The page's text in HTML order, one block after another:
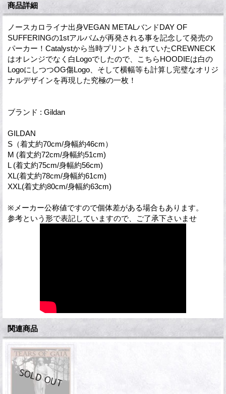
商品詳細
ノースカロライナ出身VEGAN METALバンドDAY OF
SUFFERINGの1stアルバムが再発される事を記念して発売の
パーカー！Catalystから当時プリントされていたCREWNECK
はオレンジでなく白Logoでしたので、こちらHOODIEは白の
LogoにしつつOG傷Logo、そして横幅等も計算し完璧なオリジ
ナルデザインを再現した究極の一枚！
ブランド : Gildan
GILDAN
S（着丈約70cm/身幅約46cm）
M (着丈約72cm/身幅約51cm)
L (着丈約75cm/身幅約56cm)
XL(着丈約78cm/身幅約61cm)
XXL(着丈約80cm/身幅約63cm)
※メーカー公称値ですので個体差がある場合もあります。
参考という形で表記していますので、ご了承下さいませ
関連商品